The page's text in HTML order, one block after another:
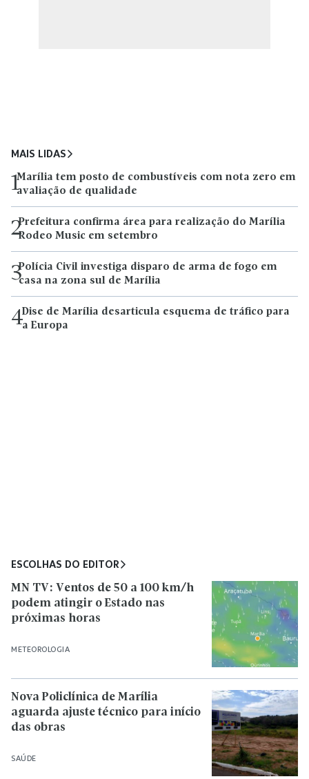
MAIS LIDAS
1Marília tem posto de combustíveis com nota zero em
avaliação de qualidade
2Prefeitura confirma área para realização do Marília
Rodeo Music em setembro
3Polícia Civil investiga disparo de arma de fogo em
casa na zona sul de Marília
4Dise de Marília desarticula esquema de tráfico para
a Europa
ESCOLHAS DO EDITOR
METEOROLOGIA
MN TV: Ventos de 50 a 100 km/h
podem atingir o Estado nas
próximas horas
SAÚDE
Nova Policlínica de Marília
aguarda ajuste técnico para início
das obras